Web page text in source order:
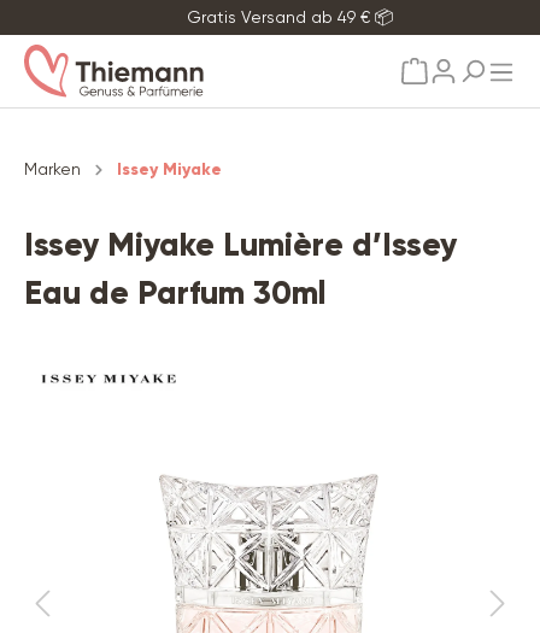
Gratis Versand ab 49 € 📦
Marken Issey Miyake
Issey Miyake Lumière d’Issey
Eau de Parfum 30ml
Bildergalerie überspringen